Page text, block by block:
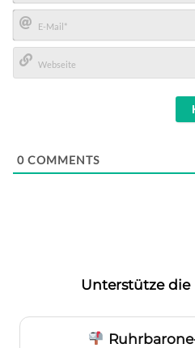
Name*
E-
Mail*
0 COMMENTS
Unterstütze die